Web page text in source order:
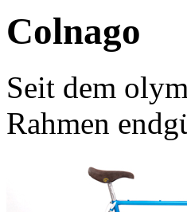
Colnago
Seit dem
Rahmen